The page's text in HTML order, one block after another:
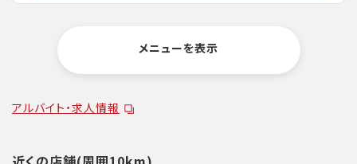
メニューを表示
アルバイト・求人情報